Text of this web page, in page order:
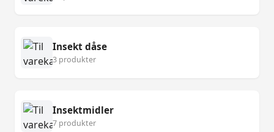
Insekt dåse
3 produkter
Insektmidler
7 produkter